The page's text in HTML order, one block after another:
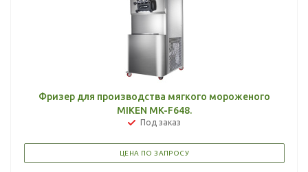
Фризер для производства мягкого мороженого
MIKEN MK-F648.
Под заказ
ЦЕНА ПО ЗАПРОСУ